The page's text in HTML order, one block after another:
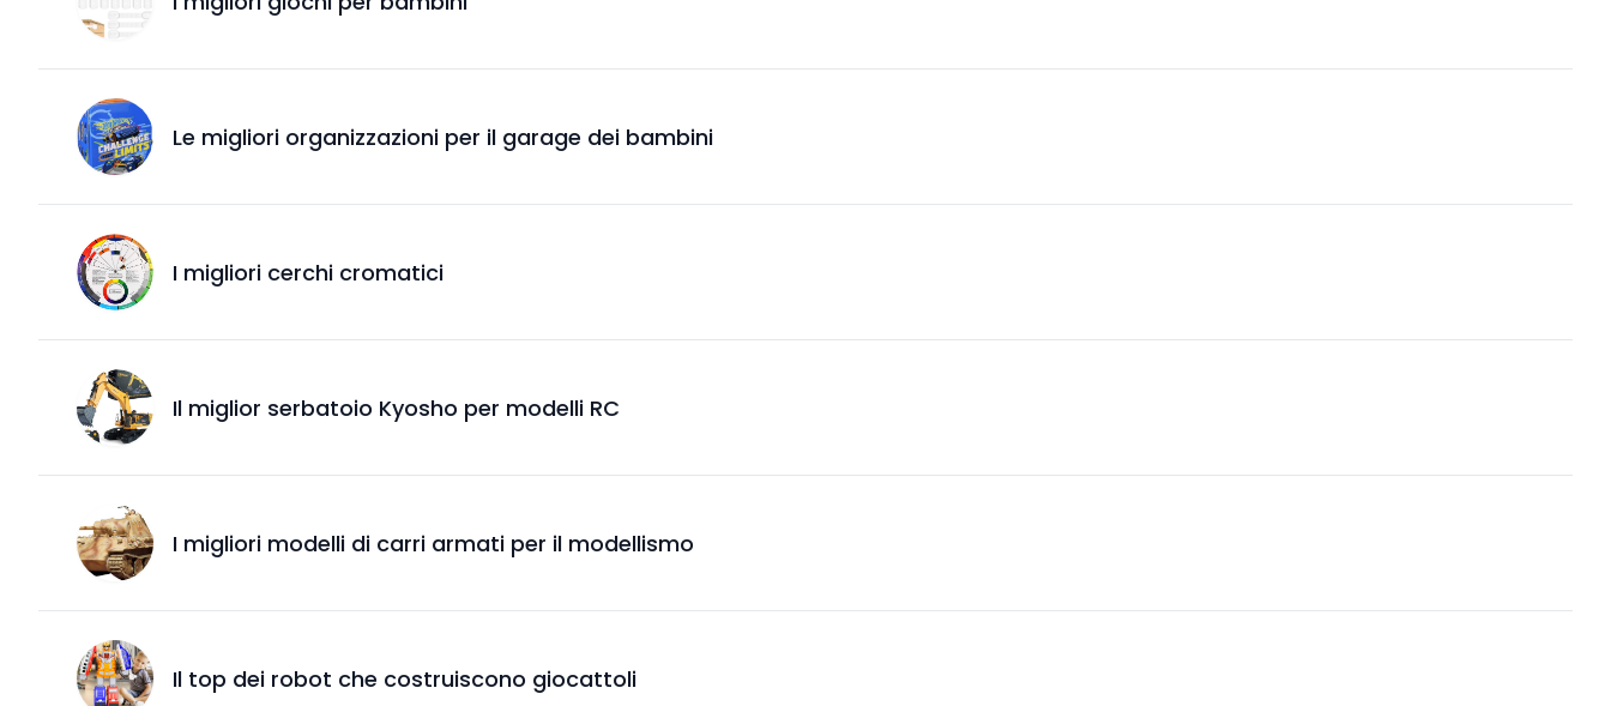
Le migliori organizzazioni per il garage dei bambini
I migliori cerchi cromatici
Il miglior serbatoio Kyosho per modelli RC
I migliori modelli di carri armati per il modellismo
Il top dei robot che costruiscono giocattoli